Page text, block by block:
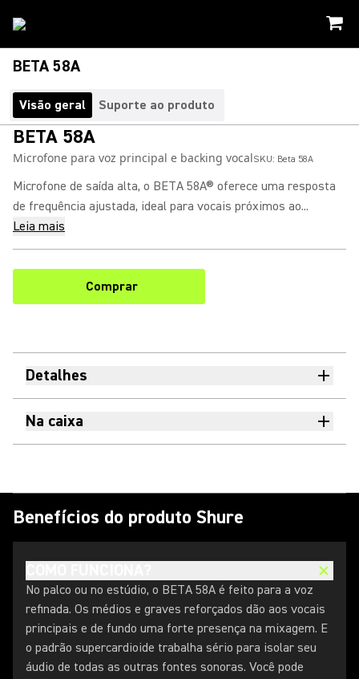
BETA 58A
Visão geral Suporte ao produto
BETA 58A
Microfone para voz principal e backing vocalSKU: Beta 58A
Microfone de saída alta, o BETA 58A® oferece uma resposta
de frequência ajustada, ideal para vocais próximos ao...
Leia mais
Comprar
(Opens in a new tab)
Detalhes
Na caixa
Benefícios do produto Shure
No palco ou no estúdio, o BETA 58A é feito para a voz
refinada. Os médios e graves reforçados dão aos vocais
principais e de fundo uma forte presença na mixagem. E
o padrão supercardioide trabalha sério para isolar seu
áudio de todas as outras fontes sonoras. Você pode